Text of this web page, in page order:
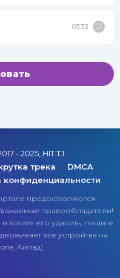
03:33
- 2025, HIT.TJ
трека
DMCA
конфиденциальности
предоставляются
правообладатели!
хотите его удалить, пишите
все устройтва на
Айпад).